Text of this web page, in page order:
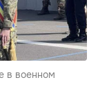
в военном